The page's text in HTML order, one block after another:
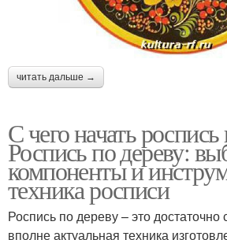
читать дальше →
С чего начать роспись
Роспись по дереву:
компоненты и
техника росписи
Роспись по дереву – это
вполне актуальная техника